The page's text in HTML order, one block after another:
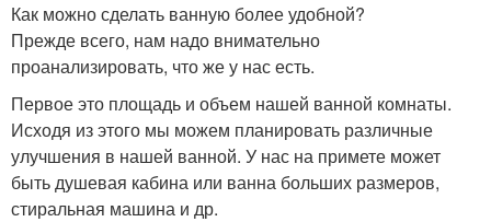
Как можно сделать ванную более удобной?
Прежде всего, нам надо внимательно
проанализировать, что же у нас есть.
Первое это площадь и объем нашей ванной комнаты.
Исходя из этого мы можем планировать различные
улучшения в нашей ванной. У нас на примете может
быть душевая кабина или ванна больших размеров,
стиральная машина и др.